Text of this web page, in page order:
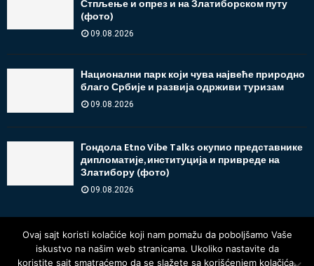
Стпљење и опрез и на Златиборском путу
(фото)
09.08.2026
Национални парк који чува највеће природно
благо Србије и развија одрживи туризам
09.08.2026
Гондола Etno Vibe Talks окупио представнике
дипломатије, институција и привреде на
Златибору (фото)
09.08.2026
Ovaj sajt koristi kolačiće koji nam pomažu da poboljšamo Vaše
iskustvo na našim web stranicama. Ukoliko nastavite da
koristite sajt smatraćemo da se slažete sa korišćenjem kolačića.